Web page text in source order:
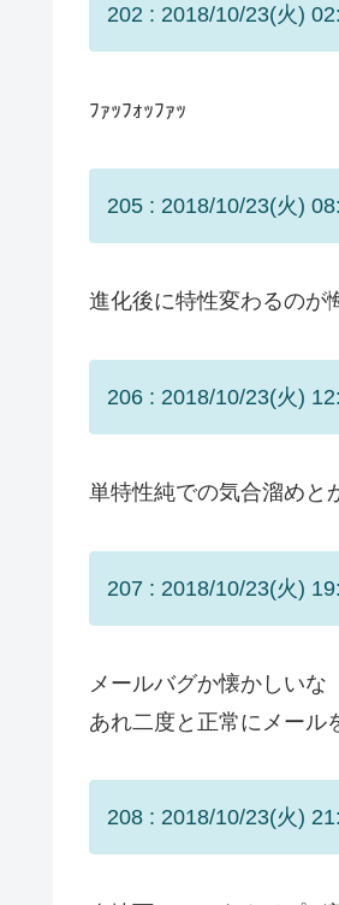
202 : 2018/10/23(火)
ﾌｧｯﾌｫｯﾌｧｯ
205 : 2018/10/23(火)
進化後に特性変わるのが
206 : 2018/10/23(火)
単特性純での気合溜めと
207 : 2018/10/23(火)
メールバグか懐かしいな
あれ二度と正常にメール
208 : 2018/10/23(火)